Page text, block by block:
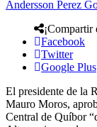
Andersson Perez
¡Compartir
Facebook
Twitter
Google Plus
El presidente de la
Mauro Moros,
Central de Quíbor